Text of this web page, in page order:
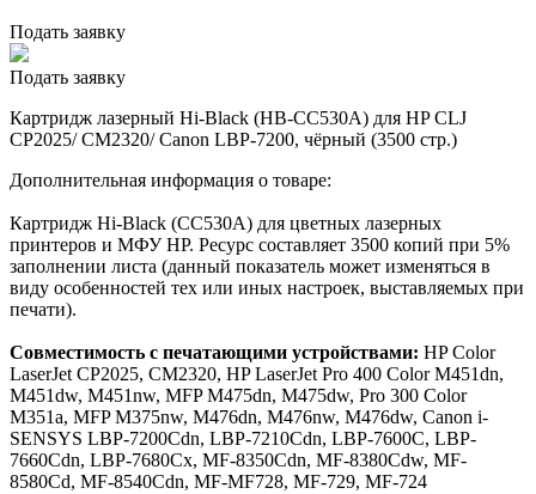
Подать заявку
Подать заявку
Картридж лазерный Hi-Black (HB-CC530A) для HP CLJ
CP2025/ CM2320/ Canon LBP-7200, чёрный (3500 стр.)
Дополнительная информация о товаре:
Картридж Hi-Black (CC530A) для цветных лазерных
принтеров и МФУ HP. Ресурс составляет 3500 копий при 5%
заполнении листа (данный показатель может изменяться в
виду особенностей тех или иных настроек, выставляемых при
печати).
Совместимость с печатающими устройствами: HP Color
LaserJet CP2025, CM2320, HP LaserJet Pro 400 Color M451dn,
M451dw, M451nw, MFP M475dn, M475dw, Pro 300 Color
M351a, MFP M375nw, M476dn, M476nw, M476dw, Canon i-
SENSYS LBP-7200Cdn, LBP-7210Cdn, LBP-7600C, LBP-
7660Cdn, LBP-7680Cx, MF-8350Cdn, MF-8380Cdw, MF-
8580Cd, MF-8540Cdn, MF-MF728, MF-729, MF-724